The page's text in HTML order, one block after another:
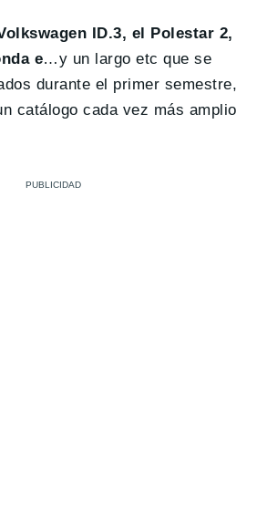
ID.3, el Polestar 2,
e…y un largo etc que se
durante el primer semestre,
catálogo cada vez más amplio